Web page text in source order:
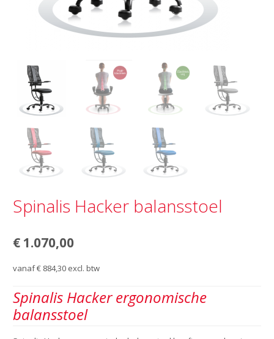
Spinalis Hacker balansstoel
€ 1.070,00
vanaf€ 884,30 excl. btw
Spinalis Hacker ergonomische
balansstoel